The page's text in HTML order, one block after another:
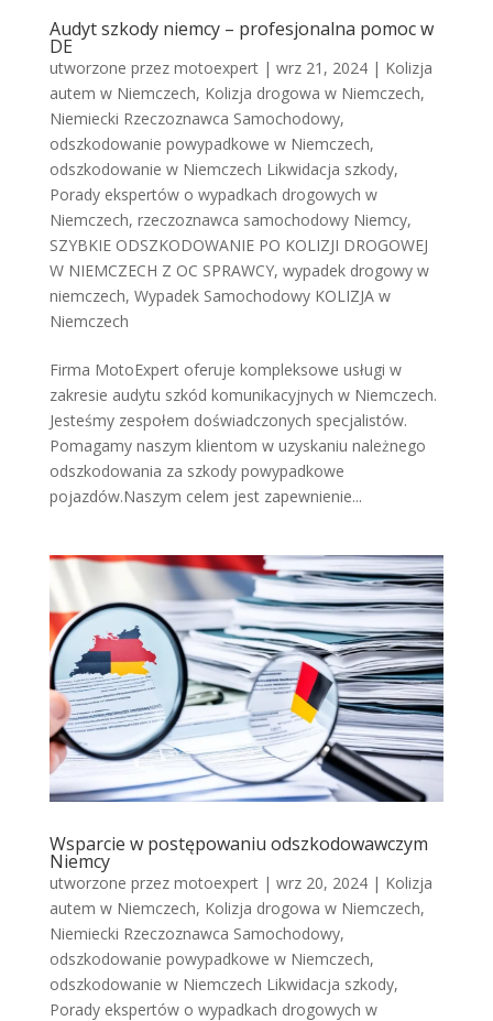
Audyt szkody niemcy – profesjonalna pomoc w
DE
utworzone przez motoexpert| wrz 21, 2024| Kolizja
autem w Niemczech, Kolizja drogowa w Niemczech,
Niemiecki Rzeczoznawca Samochodowy,
odszkodowanie powypadkowe w Niemczech,
odszkodowanie w Niemczech Likwidacja szkody,
Porady ekspertów o wypadkach drogowych w
Niemczech, rzeczoznawca samochodowy Niemcy,
SZYBKIE ODSZKODOWANIE PO KOLIZJI DROGOWEJ
W NIEMCZECH Z OC SPRAWCY, wypadek drogowy w
niemczech, Wypadek Samochodowy KOLIZJA w
Niemczech
Firma MotoExpert oferuje kompleksowe usługi w
zakresie audytu szkód komunikacyjnych w Niemczech.
Jesteśmy zespołem doświadczonych specjalistów.
Pomagamy naszym klientom w uzyskaniu należnego
odszkodowania za szkody powypadkowe
pojazdów.Naszym celem jest zapewnienie...
Wsparcie w postępowaniu odszkodowawczym
Niemcy
utworzone przez motoexpert| wrz 20, 2024| Kolizja
autem w Niemczech, Kolizja drogowa w Niemczech,
Niemiecki Rzeczoznawca Samochodowy,
odszkodowanie powypadkowe w Niemczech,
odszkodowanie w Niemczech Likwidacja szkody,
Porady ekspertów o wypadkach drogowych w